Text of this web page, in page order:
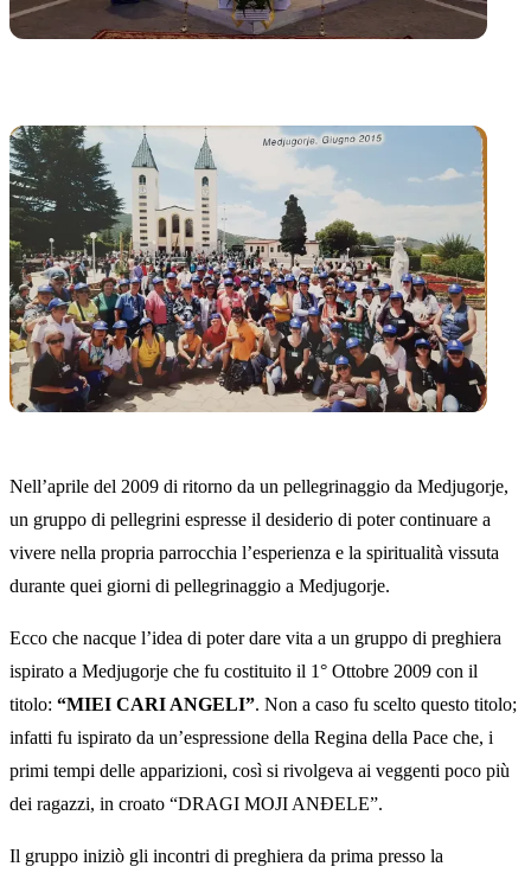
Nell’aprile del 2009 di ritorno da un pellegrinaggio da Medjugorje,
un gruppo di pellegrini espresse il desiderio di poter continuare a
vivere nella propria parrocchia l’esperienza e la spiritualità vissuta
durante quei giorni di pellegrinaggio a Medjugorje.
Ecco che nacque l’idea di poter dare vita a un gruppo di preghiera
ispirato a Medjugorje che fu costituito il 1° Ottobre 2009 con il
titolo: “MIEI CARI ANGELI”. Non a caso fu scelto questo titolo;
infatti fu ispirato da un’espressione della Regina della Pace che, i
primi tempi delle apparizioni, così si rivolgeva ai veggenti poco più
dei ragazzi, in croato “DRAGI MOJI ANĐELE”.
Il gruppo iniziò gli incontri di preghiera da prima presso la